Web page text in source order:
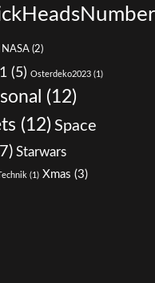
NASA (2)
(5) Osterdeko2023 (1)
(12)
(12) Space
Starwars
(1) Xmas (3)